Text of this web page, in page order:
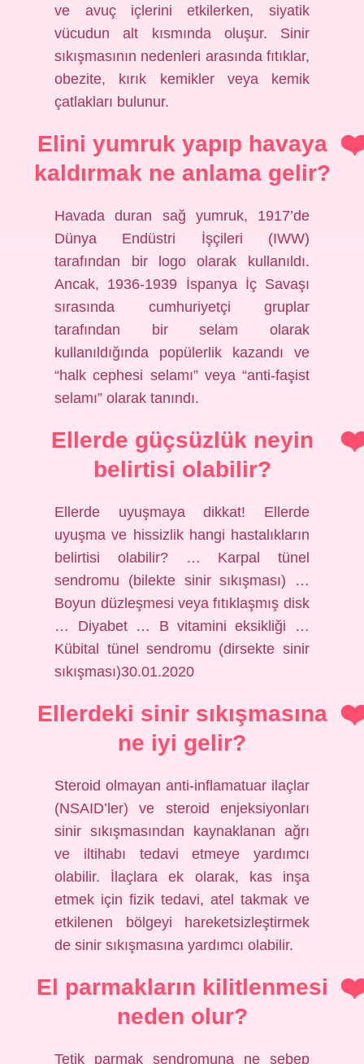
ve avuç içlerini etkilerken, siyatik
vücudun alt kısmında oluşur. Sinir
sıkışmasının nedenleri arasında fıtıklar,
obezite, kırık kemikler veya kemik
çatlakları bulunur.
Elini yumruk yapıp havaya
kaldırmak ne anlama gelir?
Havada duran sağ yumruk, 1917’de
Dünya Endüstri İşçileri (IWW)
tarafından bir logo olarak kullanıldı.
Ancak, 1936-1939 İspanya İç Savaşı
sırasında cumhuriyetçi gruplar
tarafından bir selam olarak
kullanıldığında popülerlik kazandı ve
“halk cephesi selamı” veya “anti-faşist
selamı” olarak tanındı.
Ellerde güçsüzlük neyin
belirtisi olabilir?
Ellerde uyuşmaya dikkat! Ellerde
uyuşma ve hissizlik hangi hastalıkların
belirtisi olabilir? … Karpal tünel
sendromu (bilekte sinir sıkışması) …
Boyun düzleşmesi veya fıtıklaşmış disk
… Diyabet … B vitamini eksikliği …
Kübital tünel sendromu (dirsekte sinir
sıkışması)30.01.2020
Ellerdeki sinir sıkışmasına
ne iyi gelir?
Steroid olmayan anti-inflamatuar ilaçlar
(NSAID’ler) ve steroid enjeksiyonları
sinir sıkışmasından kaynaklanan ağrı
ve iltihabı tedavi etmeye yardımcı
olabilir. İlaçlara ek olarak, kas inşa
etmek için fizik tedavi, atel takmak ve
etkilenen bölgeyi hareketsizleştirmek
de sinir sıkışmasına yardımcı olabilir.
El parmakların kilitlenmesi
neden olur?
Tetik parmak sendromuna ne sebep